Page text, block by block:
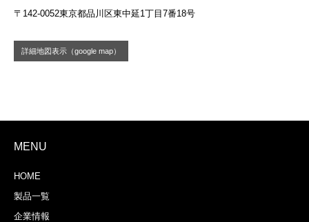
〒142-0052東京都品川区東中延1丁目7番18号
詳細地図表示（google map）
MENU
HOME
製品一覧
企業情報